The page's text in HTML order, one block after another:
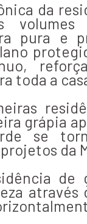
da
volumes
pura e
toda a
grápia
se
da
de